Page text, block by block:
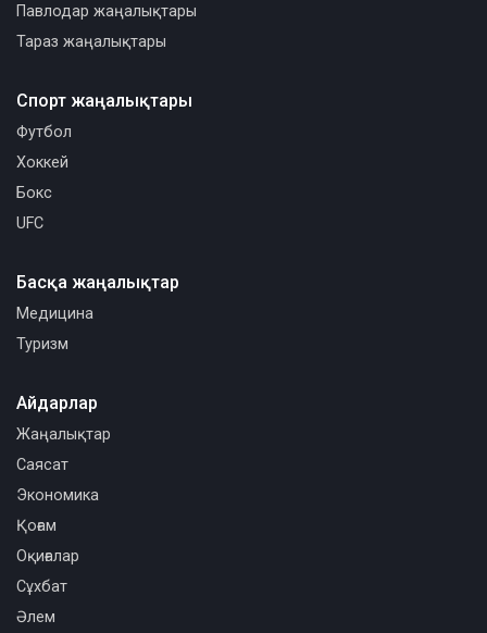
Павлодар жаңалықтары
Тараз жаңалықтары
Спорт жаңалықтары
Футбол
Хоккей
Бокс
UFC
Басқа жаңалықтар
Медицина
Туризм
Айдарлар
Жаңалықтар
Саясат
Экономика
Қоғам
Оқиғалар
Сұхбат
Әлем